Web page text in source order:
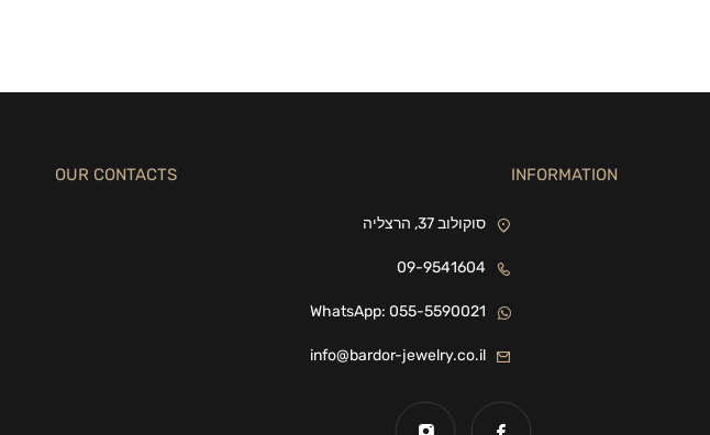
INFORMATION
OUR CONTACTS
סוקולוב 37, הרצליה
09-9541604
WhatsApp: 055-5590021
info@bardor-jewelry.co.il